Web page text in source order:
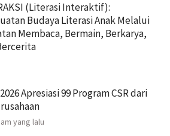
(Literasi Interaktif):
Budaya Literasi Anak Melalui
Membaca, Bermain, Berkarya,
Apresiasi 99 Program CSR dari
yang lalu